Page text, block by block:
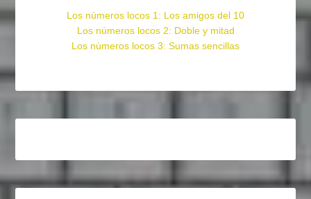
Los números locos 1: Los amigos del 10
Los números locos 2: Doble y mitad
Los números locos 3: Sumas sencillas